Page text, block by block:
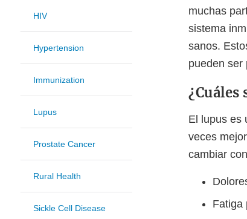
HIV
Hypertension
Immunization
Lupus
Prostate Cancer
Rural Health
Sickle Cell Disease
muchas
sistema
sanos.
pueden ser
El lupus es
veces
cambiar
Fatiga